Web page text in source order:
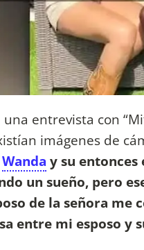
entrevista con
imágenes de
Wanda y su entonces
un sueño, pero
de la señora
entre mi esposo y